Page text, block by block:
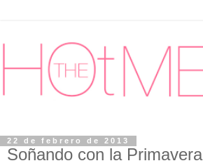
22 de febrero de 2013
Soñando con la Primavera